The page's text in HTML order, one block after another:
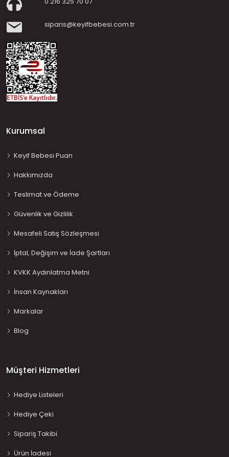
siparis@keyifbebesi.com.tr
Kurumsal
Keyif Bebesi Puan
Hakkımızda
Teslimat ve Ödeme
Güvenlik ve Gizlilik
Mesafeli Satış Sözleşmesi
İptal, Değişim ve İade Şartları
KVKK Aydınlatma Metni
İnsan Kaynakları
Markalar
Blog
Müşteri Hizmetleri
Hediye Listeleri
Hediye Çeki
Sipariş Takibi
Ürün İadesi